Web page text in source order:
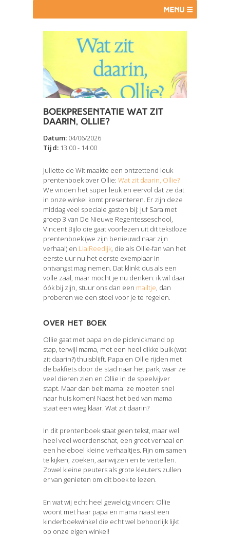
Boekpresentatie Wat zit
daarin, Ollie?
Datum: 04/06/2026
Tijd: 13:00 - 14:00
Juliette de Wit maakte een ontzettend leuk
prentenboek over Ollie: Wat zit daarin, Ollie?
We vinden het super leuk en eervol dat ze dat
in onze winkel komt presenteren. Er zijn deze
middag veel speciale gasten bij: juf Sara met
groep 3 van De Nieuwe Regentesseschool,
Vincent Bijlo die gaat voorlezen uit dit tekstloze
prentenboek (we zijn benieuwd naar zijn
verhaal) en Lia Reedijk, die als Ollie-fan van het
eerste uur nu het eerste exemplaar in
ontvangst mag nemen. Dat klinkt dus als een
volle zaal, maar mocht je nu denken: ik wil daar
óók bij zijn, stuur ons dan een mailtje, dan
proberen we een stoel voor je te regelen.
Over het boek
Ollie gaat met papa en de picknickmand op
stap, terwijl mama, met een heel dikke buik (wat
zit daarin?) thuisblijft. Papa en Ollie rijden met
de bakfiets door de stad naar het park, waar ze
veel dieren zien en Ollie in de speelvijver
stapt. Maar dan belt mama: ze moeten snel
naar huis komen! Naast het bed van mama
staat een wieg klaar. Wat zit daarin?
In dit prentenboek staat geen tekst, maar wel
heel veel woordenschat, een groot verhaal en
een heleboel kleine verhaaltjes. Fijn om samen
te kijken, zoeken, aanwijzen en te vertellen.
Zowel kleine peuters als grote kleuters zullen
er van genieten om dit boek te lezen.
En wat wij echt heel geweldig vinden: Ollie
woont met haar papa en mama naast een
kinderboekwinkel die echt wel behoorlijk lijkt
op onze eigen winkel!